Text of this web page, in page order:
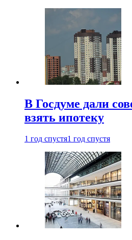
В Госдуме дали
взять ипотеку
1 год спустя1 год спустя